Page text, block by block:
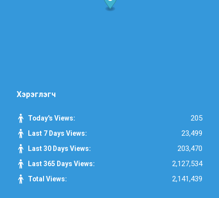
Хэрэглэгч
Today's Views: 205
Last 7 Days Views: 23,499
Last 30 Days Views: 203,470
Last 365 Days Views: 2,127,534
Total Views: 2,141,439